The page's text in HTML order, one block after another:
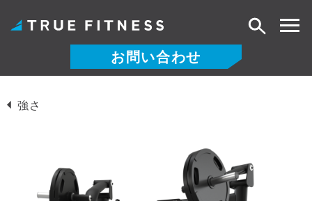
ン
お問い合わせ
検
強さ